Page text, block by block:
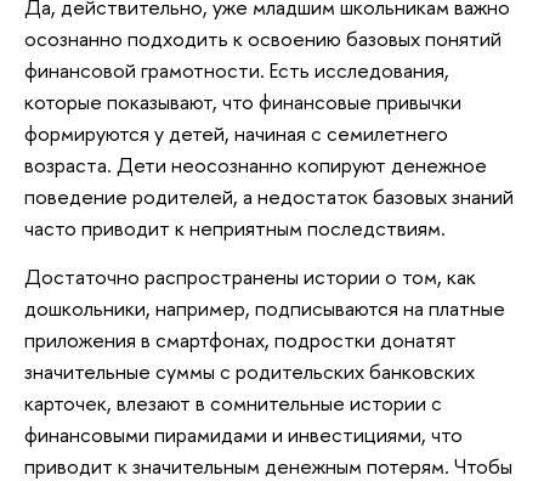
Да, действительно, уже младшим школьникам важно
осознанно подходить к освоению базовых понятий
финансовой грамотности. Есть исследования,
которые показывают, что финансовые привычки
формируются у детей, начиная с семилетнего
возраста. Дети неосознанно копируют денежное
поведение родителей, а недостаток базовых знаний
часто приводит к неприятным последствиям.
Достаточно распространены истории о том, как
дошкольники, например, подписываются на платные
приложения в смартфонах, подростки донатят
значительные суммы с родительских банковских
карточек, влезают в сомнительные истории с
финансовыми пирамидами и инвестициями, что
приводит к значительным денежным потерям. Чтобы